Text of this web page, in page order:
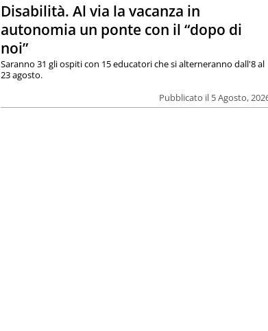
Disabilità. Al via la vacanza in
autonomia un ponte con il “dopo di
noi”
Pubblicato il 5 Agosto,
Saranno 31 gli ospiti con 15 educatori che si alterneranno dall'8 al
23 agosto.